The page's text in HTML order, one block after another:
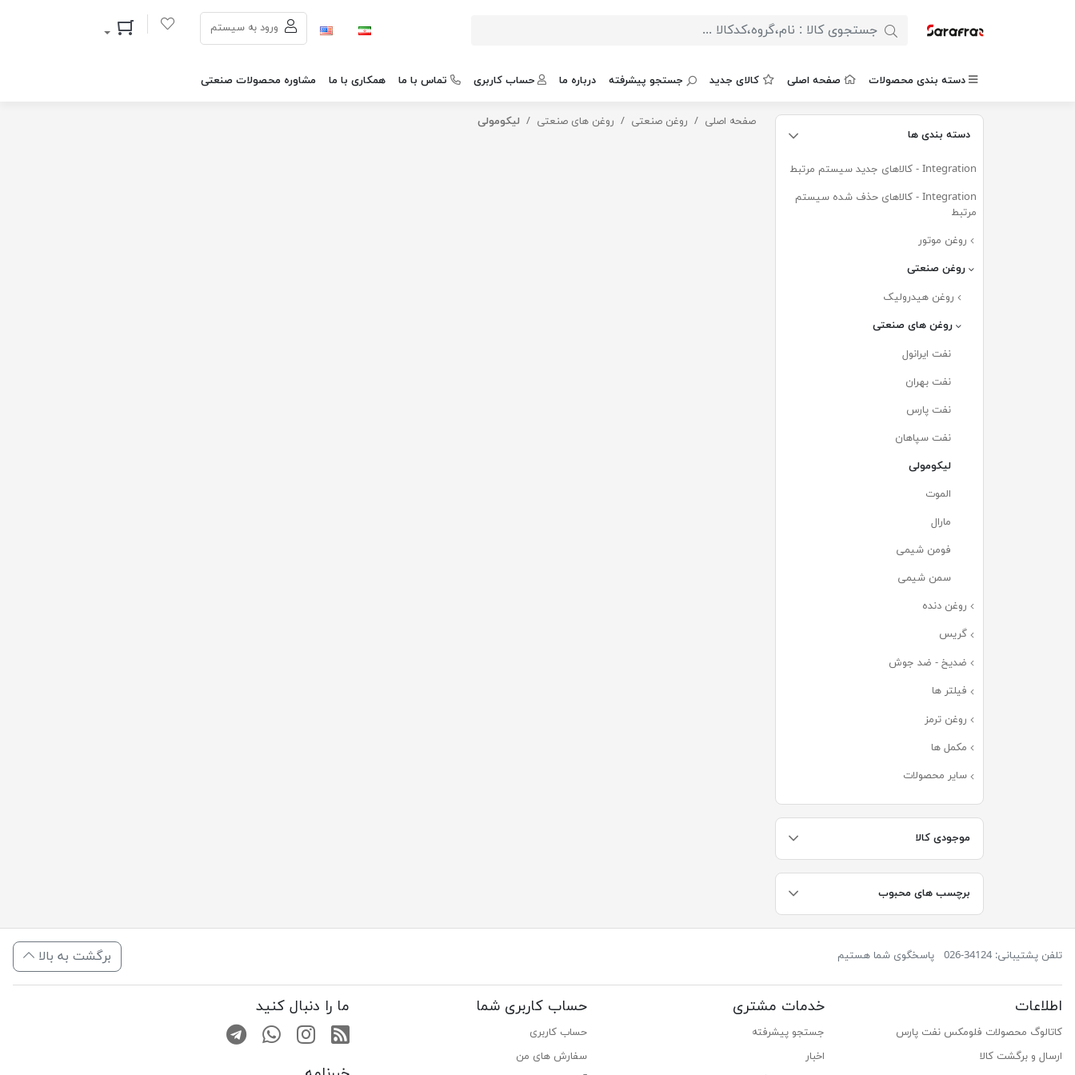
ورود به سیستم سبد خرید
دسته بندی محصولات صفحه اصلی کالای جدید جستجو پیشرفته درباره ما حساب کاربری تماس با ما همکاری با ما مشاوره محصولات صنعتی
دسته بندی ها
Integration - کالاهای جدید سیستم مرتبط
Integration - کالاهای حذف شده سیستم
مرتبط
روغن موتور
روغن صنعتی
روغن هیدرولیک
روغن های صنعتی
نفت ایرانول
نفت بهران
نفت پارس
نفت سپاهان
لیکومولی
الموت
مارال
فومن شیمی
سمن شیمی
روغن دنده
گریس
ضدیخ - ضد جوش
فیلتر ها
روغن ترمز
مکمل ها
سایر محصولات
موجودی کالا
برچسب های محبوب
صفحه اصلی روغن صنعتی روغن های صنعتی لیکومولی
تلفن پشتیبانی: 34124-026 پاسخگوی شما هستیم برگشت به بالا
اطلاعات
کاتالوگ محصولات فلومکس نفت پارس
ارسال و برگشت کالا
خدمات مشتری
جستجو پیشرفته
اخبار
حساب کاربری شما
حساب کاربری
سفارش های من‎
ما را دنبال کنید
RSS صفحه اینستاگرام
تماس با واتس اپ
کانال تلگرام